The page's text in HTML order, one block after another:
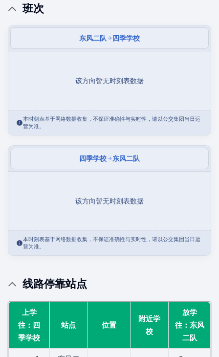
班次
东风二队 四季学校
该方向暂无时刻表数据
本时刻表基于网络数据收集，不保证准确性与实时性，请以公交集团当日运
营为准。
四季学校 东风二队
该方向暂无时刻表数据
本时刻表基于网络数据收集，不保证准确性与实时性，请以公交集团当日运
营为准。
线路停靠站点
上学
往：四
季学校
站点 位置
附近学
校
放学
往：东风
二队